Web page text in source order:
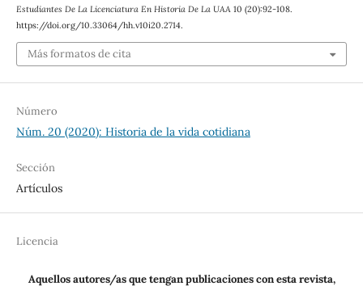
Estudiantes De La Licenciatura En Historia De La UAA10 (20):92-108.
https://doi.org/10.33064/hh.v10i20.2714.
Más formatos de cita
Número
Núm. 20 (2020): Historia de la vida cotidiana
Sección
Artículos
Licencia
Aquellos autores/as que tengan publicaciones con esta revista,